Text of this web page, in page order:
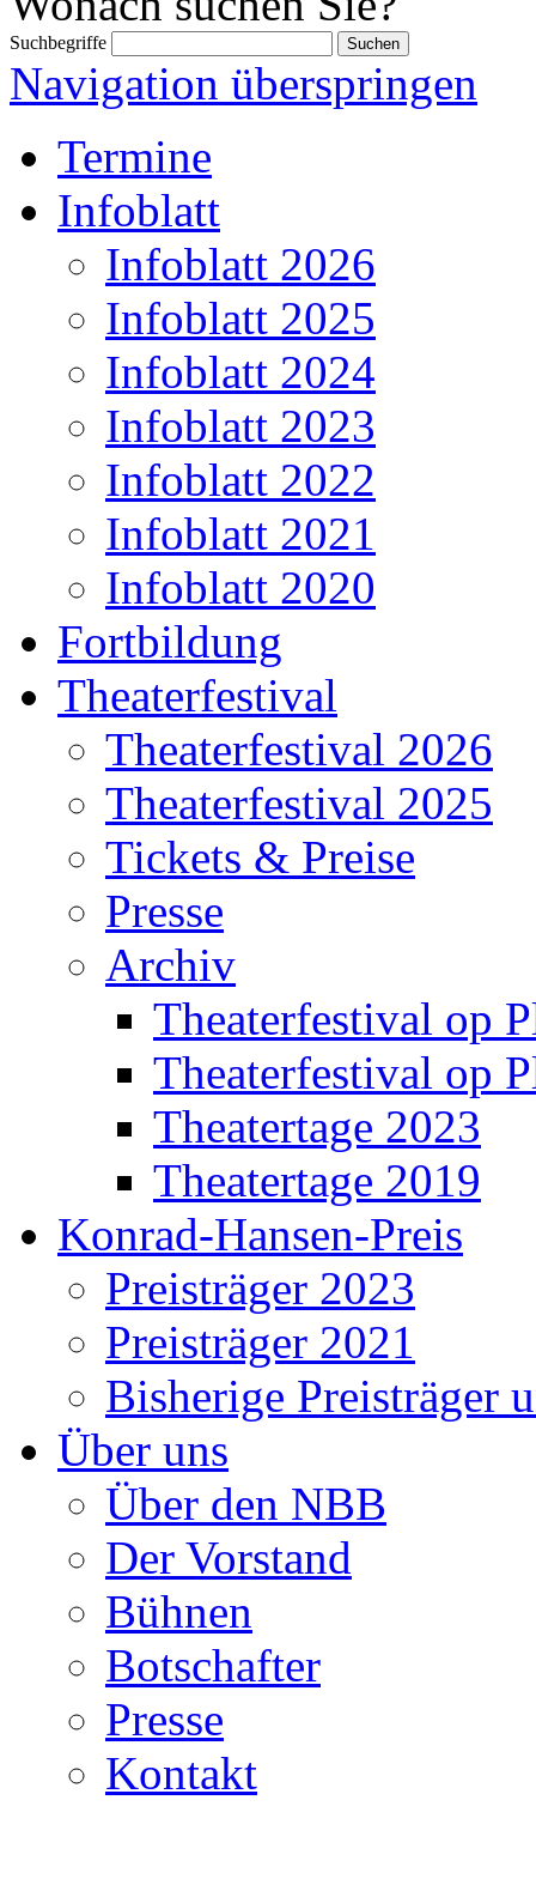
Suchbegriffe
Navigation überspringen
Termine
Infoblatt
Infoblatt 2026
Infoblatt 2025
Infoblatt 2024
Infoblatt 2023
Infoblatt 2022
Infoblatt 2021
Infoblatt 2020
Fortbildung
Theaterfestival
Theaterfestival 2026
Theaterfestival 2025
Tickets & Preise
Presse
Archiv
Theaterfestival op
Theaterfestival op
Theatertage 2023
Theatertage 2019
Konrad-Hansen-Preis
Preisträger 2023
Preisträger 2021
Bisherige Preisträger
Über uns
Über den NBB
Der Vorstand
Bühnen
Botschafter
Presse
Kontakt